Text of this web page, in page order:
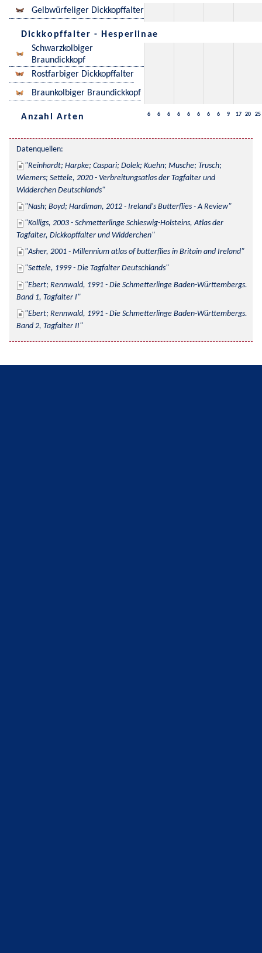
Gelbwürfeliger Dickkopffalter
Dickkopffalter - Hesperiinae
Schwarzkolbiger
Braundickkopf
Rostfarbiger Dickkopffalter
Braunkolbiger Braundickkopf
Anzahl Arten 6 6 6 6 6 6 6 6 9 17 20 25
Datenquellen:
Reinhardt; Harpke; Caspari; Dolek; Kuehn; Musche; Trusch;
Wiemers; Settele, 2020 - Verbreitungsatlas der Tagfalter und
Widderchen Deutschlands
Nash; Boyd; Hardiman, 2012 - Ireland's Butterflies - A Review
Kolligs, 2003 - Schmetterlinge Schleswig-Holsteins, Atlas der
Tagfalter, Dickkopffalter und Widderchen
Asher, 2001 - Millennium atlas of butterflies in Britain and Ireland
Settele, 1999 - Die Tagfalter Deutschlands
Ebert; Rennwald, 1991 - Die Schmetterlinge Baden-Württembergs.
Band 1, Tagfalter I
Ebert; Rennwald, 1991 - Die Schmetterlinge Baden-Württembergs.
Band 2, Tagfalter II